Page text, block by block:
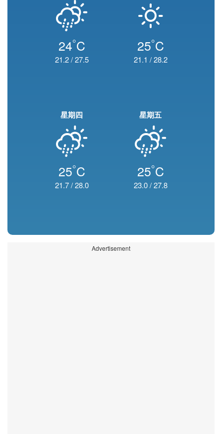
24°C
21.2/27.5
25°C
21.1 /28.2
星期四
25°C
21.7/28.0
星期五
25°C
23.0/27.8
Advertisement